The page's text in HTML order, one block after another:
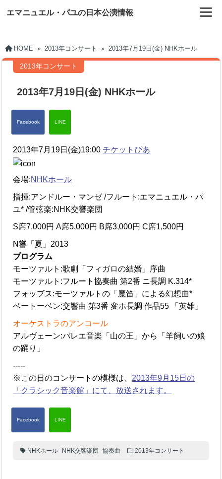
エマニュエル・パユの日本公演情報
HOME » 2013年コンサート » 2013年7月19日(金) NHKホール
2013年コンサート
2013年7月19日(金) NHKホール
2013年7月19日(金)19:00チケットぴあ
会場:NHKホール
指揮:アンドルー・マンゼ /フルート:エマニュエル・パ
ユ* /管弦楽:NHK交響楽団
S席7,000円 A席5,000円 B席3,000円 C席1,500円
N響「夏」2013
プログラム
モーツァルト:歌劇「フィガロの結婚」序曲
モーツァルト:フルート協奏曲 第2番 ニ長調 K.314*
フォッブス:モーツァルトの「魔笛」による幻想曲*
ベートーベン:交響曲 第3番 変ホ長調 作品55 「英雄」
オーケストラのアンコール
アルヴェーン:バレエ音楽「山の王」から「羊飼いの娘
の踊り」
-----
※この日のコンサートの模様は、 2013年9月15日の
「クラシック音楽館」にて、放送されます。
NHKホール NHK交響楽団 協奏曲 2013年コンサート